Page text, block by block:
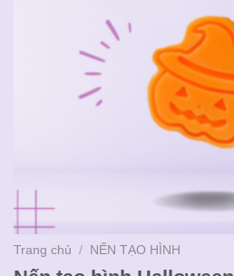
Trang chủ / NẾN TẠO HÌNH